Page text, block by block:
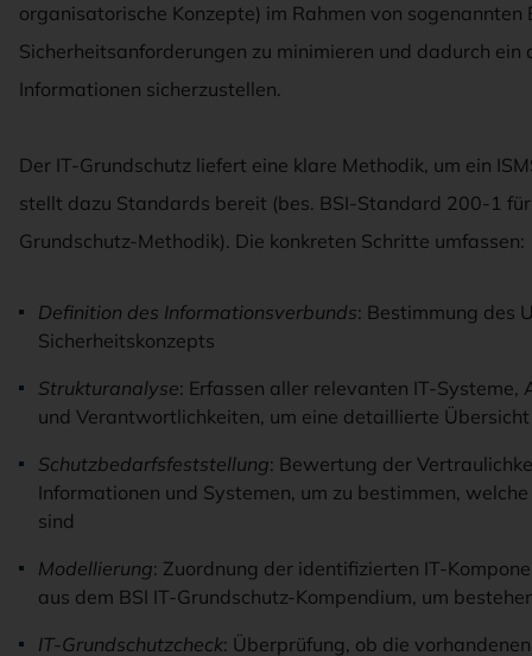
organisatorische Konzepte) im Rahmen von
Sicherheitsanforderungen zu minimieren und dadurch ein
Informationen sicherzustellen.
Der IT-Grundschutz liefert eine klare Methodik, um ein
stellt dazu Standards bereit (bes. BSI-Standard 200-1
Grundschutz-Methodik). Die konkreten Schritte umfassen:
Definition des Informationsverbunds: Bestimmung des
Sicherheitskonzepts
Strukturanalyse: Erfassen aller relevanten IT-
und Verantwortlichkeiten, um eine detaillierte
Schutzbedarfsfeststellung: Bewertung der
Informationen und Systemen, um zu bestimmen,
sind
Modellierung: Zuordnung der identifizierten IT-
aus dem BSI IT-Grundschutz-Kompendium, um
IT-Grundschutzcheck: Überprüfung, ob die